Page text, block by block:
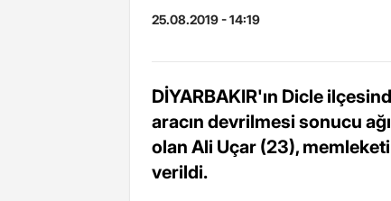
25.08.2019 - 14:19
DİYARBAKIR'ın Dicle
aracın devrilmesi sonucu
olan Ali Uçar (23),
verildi.